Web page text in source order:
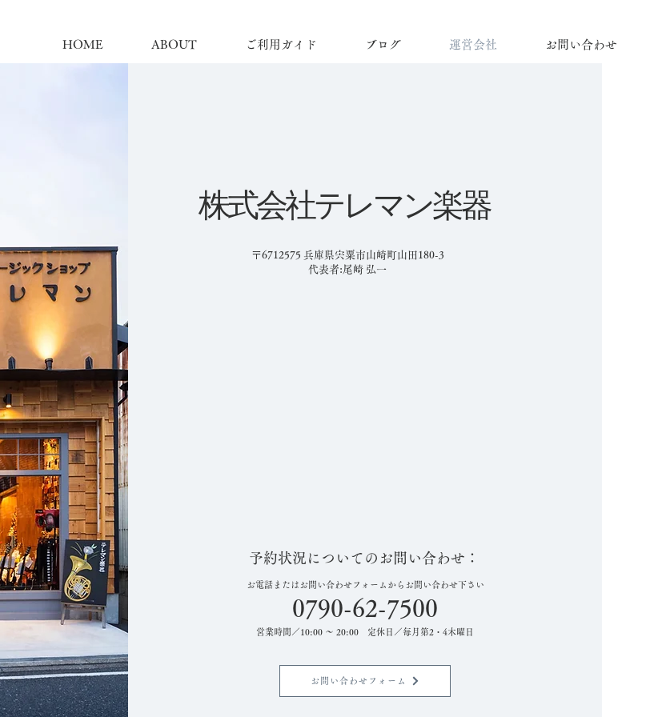
HOME ABOUT ご利用ガイド ブログ 運営会社 お問い合わせ
株式会社テレマン楽器
〒6712575 兵庫県宍粟市山崎町山田180-3
代表者:尾崎 弘一
予約状況についてのお問い合わせ：
お電話またはお問い合わせフォームからお問い合わせ下さい
0790-62-7500
営業時間／10:00 ～ 20:00 定休日／毎月第2・4木曜日
お問い合わせフォーム